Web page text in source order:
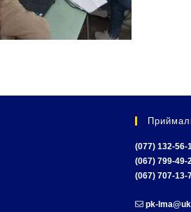
(077) 132-56-
(067) 799-49-
(067) 707-13-
pk-